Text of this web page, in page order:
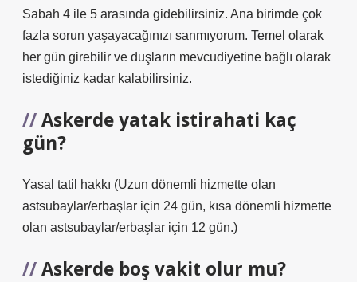
Sabah 4 ile 5 arasında gidebilirsiniz. Ana birimde çok
fazla sorun yaşayacağınızı sanmıyorum. Temel olarak
her gün girebilir ve duşların mevcudiyetine bağlı olarak
istediğiniz kadar kalabilirsiniz.
Askerde yatak istirahati kaç
gün?
Yasal tatil hakkı (Uzun dönemli hizmette olan
astsubaylar/erbaşlar için 24 gün, kısa dönemli hizmette
olan astsubaylar/erbaşlar için 12 gün.)
Askerde boş vakit olur mu?